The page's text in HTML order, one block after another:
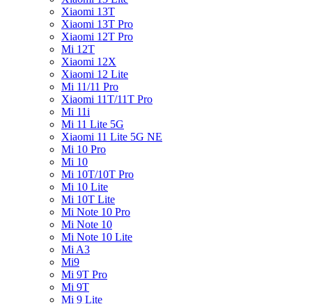
Xiaomi 13T
Xiaomi 13T Pro
Xiaomi 12T Pro
Mi 12T
Xiaomi 12X
Xiaomi 12 Lite
Mi 11/11 Pro
Xiaomi 11T/11T Pro
Mi 11i
Mi 11 Lite 5G
Xiaomi 11 Lite 5G NE
Mi 10 Pro
Mi 10
Mi 10T/10T Pro
Mi 10 Lite
Mi 10T Lite
Mi Note 10 Pro
Mi Note 10
Mi Note 10 Lite
Mi A3
Mi9
Mi 9T Pro
Mi 9T
Mi 9 Lite